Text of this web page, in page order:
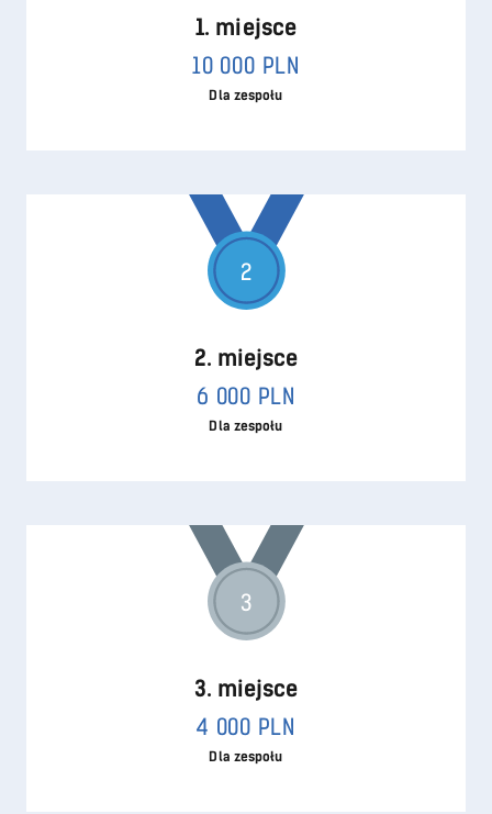
1. miejsce
10 000 PLN
Dla zespołu
2
2. miejsce
6 000 PLN
Dla zespołu
3
3. miejsce
4 000 PLN
Dla zespołu